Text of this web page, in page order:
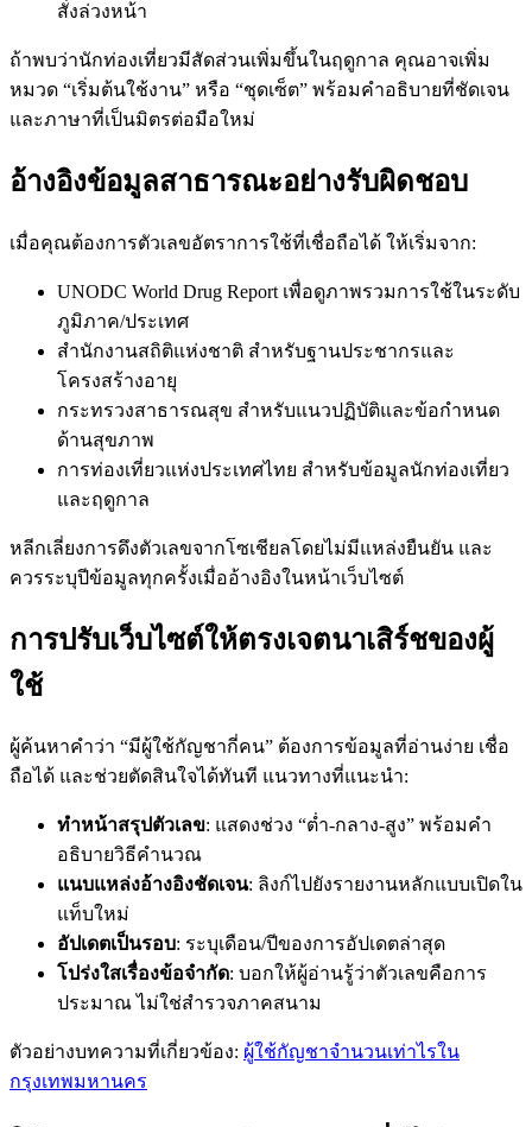
สั่งล่วงหน้า
ถ้าพบว่านักท่องเที่ยวมีสัดส่วนเพิ่มขึ้นในฤดูกาล คุณอาจเพิ่ม
หมวด “เริ่มต้นใช้งาน” หรือ “ชุดเซ็ต” พร้อมคำอธิบายที่ชัดเจน
และภาษาที่เป็นมิตรต่อมือใหม่
อ้างอิงข้อมูลสาธารณะอย่างรับผิดชอบ
เมื่อคุณต้องการตัวเลขอัตราการใช้ที่เชื่อถือได้ ให้เริ่มจาก:
UNODC World Drug Report เพื่อดูภาพรวมการใช้ในระดับ
ภูมิภาค/ประเทศ
สำนักงานสถิติแห่งชาติ สำหรับฐานประชากรและ
โครงสร้างอายุ
กระทรวงสาธารณสุข สำหรับแนวปฏิบัติและข้อกำหนด
ด้านสุขภาพ
การท่องเที่ยวแห่งประเทศไทย สำหรับข้อมูลนักท่องเที่ยว
และฤดูกาล
หลีกเลี่ยงการดึงตัวเลขจากโซเชียลโดยไม่มีแหล่งยืนยัน และ
ควรระบุปีข้อมูลทุกครั้งเมื่ออ้างอิงในหน้าเว็บไซต์
การปรับเว็บไซต์ให้ตรงเจตนาเสิร์ชของผู้
ใช้
ผู้ค้นหาคำว่า “มีผู้ใช้กัญชากี่คน” ต้องการข้อมูลที่อ่านง่าย เชื่อ
ถือได้ และช่วยตัดสินใจได้ทันที แนวทางที่แนะนำ:
ทำหน้าสรุปตัวเลข: แสดงช่วง “ต่ำ-กลาง-สูง” พร้อมคำ
อธิบายวิธีคำนวณ
แนบแหล่งอ้างอิงชัดเจน: ลิงก์ไปยังรายงานหลักแบบเปิดใน
แท็บใหม่
อัปเดตเป็นรอบ: ระบุเดือน/ปีของการอัปเดตล่าสุด
โปร่งใสเรื่องข้อจำกัด: บอกให้ผู้อ่านรู้ว่าตัวเลขคือการ
ประมาณ ไม่ใช่สำรวจภาคสนาม
ตัวอย่างบทความที่เกี่ยวข้อง: ผู้ใช้กัญชาจำนวนเท่าไรใน
กรุงเทพมหานคร